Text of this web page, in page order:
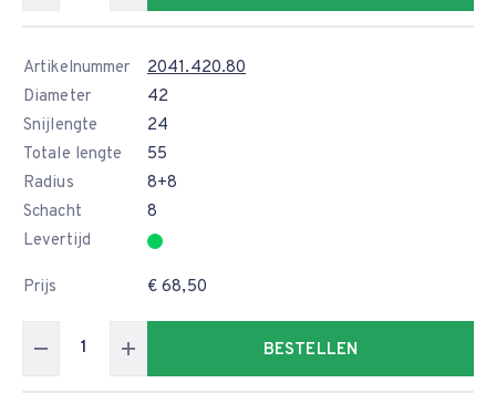
Artikelnummer
2041.420.80
Diameter
42
Snijlengte
24
Totale lengte
55
Radius
8+8
Schacht
8
Levertijd
Prijs € 68,50
BESTELLEN